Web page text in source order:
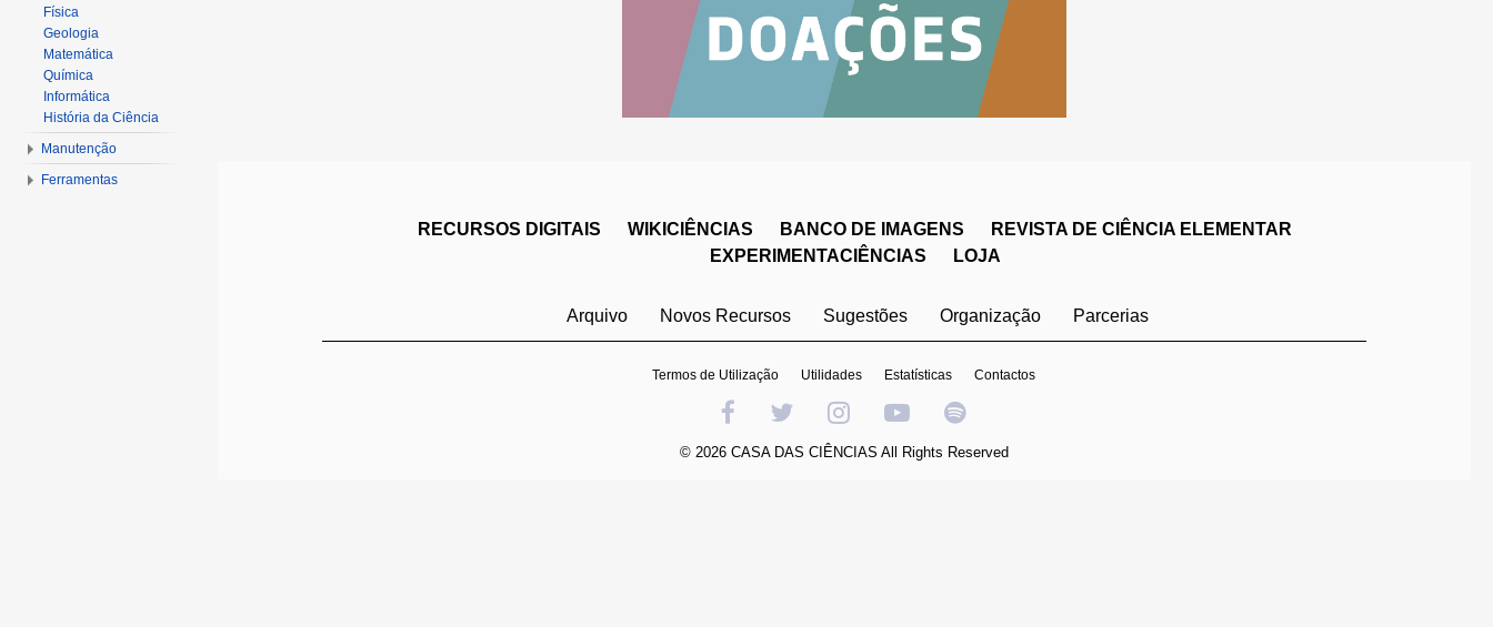
Física
Geologia
Matemática
Química
Informática
História da Ciência
Manutenção
Ferramentas
RECURSOS DIGITAIS WIKICIÊNCIAS BANCO DE IMAGENS
REVISTA DE CIÊNCIA ELEMENTAR
EXPERIMENTACIÊNCIAS
LOJA
Arquivo Novos Recursos Sugestões Organização Parcerias
Termos de Utilização Utilidades Estatísticas Contactos
© 2026 CASA DAS CIÊNCIAS All Rights Reserved